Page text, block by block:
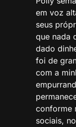
em voz
seus
que nada
dado
foi de
com a
conforme
sociais,